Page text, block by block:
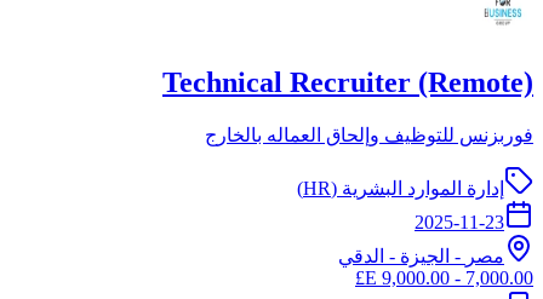
Technical Recruiter (Remote)
فوربزنس للتوظيف وإلحاق العماله بالخارج
إدارة الموارد البشرية (HR)
2025-11-23
مصر - الجيزة - الدقي
7,000.00 - 9,000.00 E£